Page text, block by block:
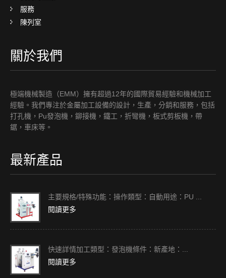
服務
陳列室
關於我們
極端機械製造（EMM）擁有超過12年的國際貿易經驗和機械加工
經驗。我們專注於金屬加工設備的設計，生產，分銷和服務，包括
打孔機，Pu發泡機，鉚接機，鐵工，折彎機，板式剪板機，帶
鋸，車床等。
最新產品
主要規格/特殊功能：操作類型：自動用途：PU ...
閱讀更多
快速詳情加工類型：發泡機條件：新產地：...
閱讀更多